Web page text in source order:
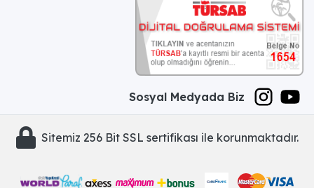
Sosyal Medyada Biz
Sitemiz 256 Bit SSL sertifikası ile korunmaktadır.